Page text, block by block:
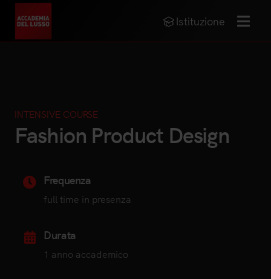
MENU
Istituzione
INTENSIVE COURSE
Fashion Product Design
Frequenza
full time in presenza
Durata
1 anno accademico